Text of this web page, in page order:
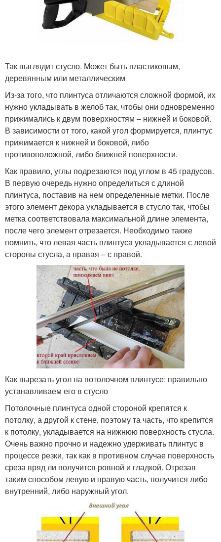
Так выглядит стусло. Может быть пластиковым,
деревянным или металлическим
Из-за того, что плинтуса отличаются сложной формой, их
нужно укладывать в желоб так, чтобы они одновременно
прижимались к двум поверхностям – нижней и боковой.
В зависимости от того, какой угол формируется, плинтус
прижимается к нижней и боковой, либо
противоположной, либо ближней поверхности.
Как правило, углы подрезаются под углом в 45 градусов.
В первую очередь нужно определиться с длиной
плинтуса, поставив на нем определенные метки. После
этого элемент декора укладывается в стусло так, чтобы
метка соответствовала максимальной длине элемента,
после чего элемент отрезается. Необходимо также
помнить, что левая часть плинтуса укладывается с левой
стороны стусла, а правая – с правой.
Как вырезать угол на потолочном плинтусе: правильно
устанавливаем его в стусло
Потолочные плинтуса одной стороной крепятся к
потолку, а другой к стене, поэтому та часть, что крепится
к потолку, укладывается на нижнюю поверхность стусла.
Очень важно прочно и надежно удерживать плинтус в
процессе резки, так как в противном случае поверхность
среза вряд ли получится ровной и гладкой. Отрезав
таким способом левую и правую часть, получится либо
внутренний, либо наружный угол.